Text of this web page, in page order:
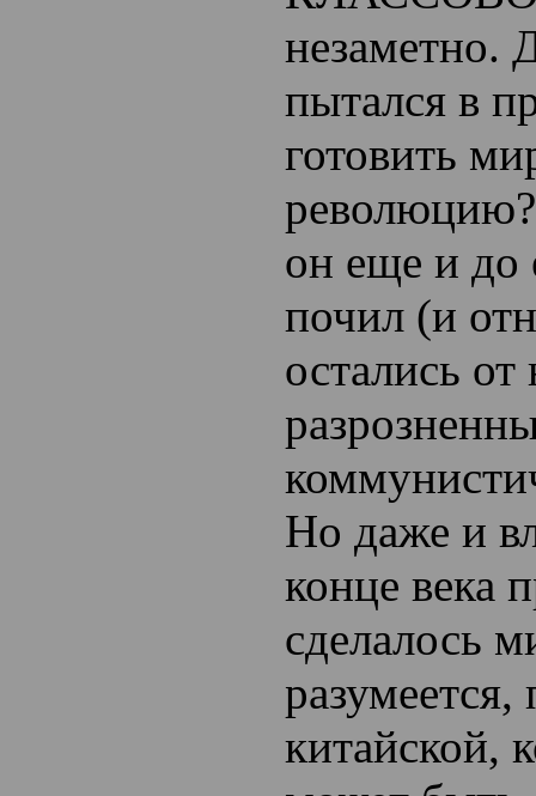
незаметно.
пытался в
готовить
он еще и до
почил (и
остались
Но даже и
конце века
сделалось
разумеется,
китайской,